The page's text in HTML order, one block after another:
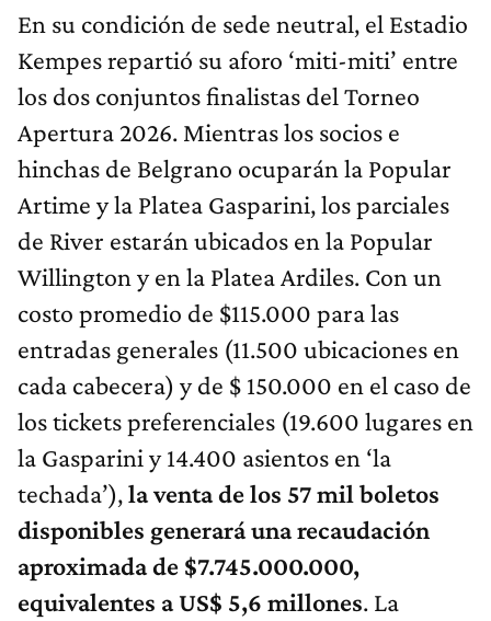
En su condición de sede neutral, el Estadio
Kempes repartió su aforo ‘miti-miti’ entre
los dos conjuntos finalistas del Torneo
Apertura 2026. Mientras los socios e
hinchas de Belgrano ocuparán la Popular
Artime y la Platea Gasparini, los parciales
de River estarán ubicados en la Popular
Willington y en la Platea Ardiles. Con un
costo promedio de $115.000 para las
entradas generales (11.500 ubicaciones en
cada cabecera) y de $ 150.000 en el caso de
los tickets preferenciales (19.600 lugares en
la Gasparini y 14.400 asientos en ‘la
techada’),la venta de los 57 mil boletos
disponibles generará una recaudación
aproximada de $7.745.000.000,
equivalentes a US$ 5,6 millones. La